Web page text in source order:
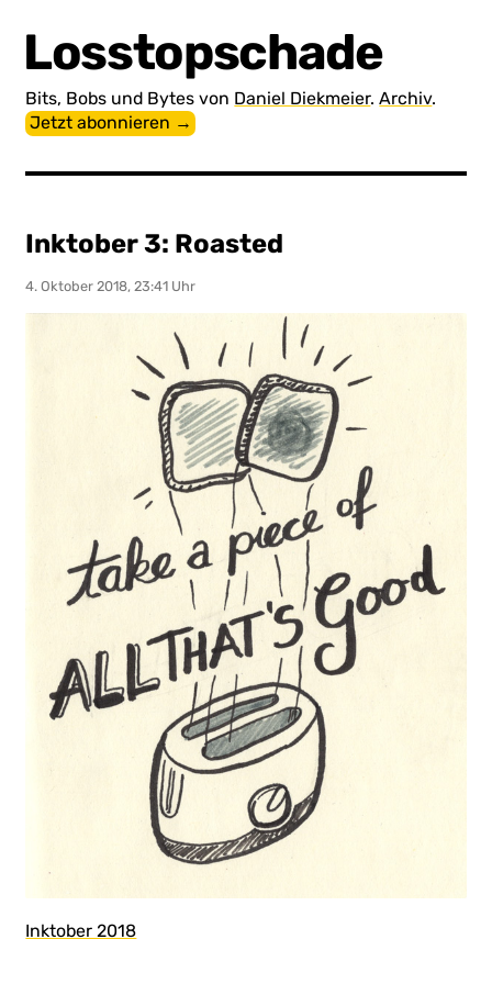
Losstopschade
Bits, Bobs und Bytes von Daniel Diekmeier.Archiv.
Jetzt abonnieren →
Inktober 3: Roasted
4. Oktober 2018, 23:41 Uhr
Inktober 2018